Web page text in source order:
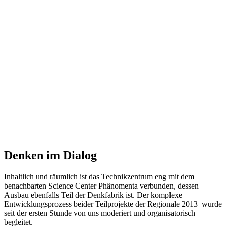
Denken im Dialog
Inhaltlich und räumlich ist das Technikzentrum eng mit dem
benachbarten Science Center Phänomenta verbunden, dessen
Ausbau ebenfalls Teil der Denkfabrik ist. Der komplexe
Entwicklungsprozess beider Teilprojekte der Regionale 2013 wurde
seit der ersten Stunde von uns moderiert und organisatorisch
begleitet.